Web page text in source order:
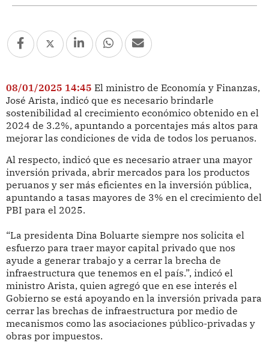
08/01/2025 14:45 El ministro de Economía y Finanzas,
José Arista, indicó que es necesario brindarle
sostenibilidad al crecimiento económico obtenido en el
2024 de 3.2%, apuntando a porcentajes más altos para
mejorar las condiciones de vida de todos los peruanos.
Al respecto, indicó que es necesario atraer una mayor
inversión privada, abrir mercados para los productos
peruanos y ser más eficientes en la inversión pública,
apuntando a tasas mayores de 3% en el crecimiento del
PBI para el 2025.
“La presidenta Dina Boluarte siempre nos solicita el
esfuerzo para traer mayor capital privado que nos
ayude a generar trabajo y a cerrar la brecha de
infraestructura que tenemos en el país.”, indicó el
ministro Arista, quien agregó que en ese interés el
Gobierno se está apoyando en la inversión privada para
cerrar las brechas de infraestructura por medio de
mecanismos como las asociaciones público-privadas y
obras por impuestos.